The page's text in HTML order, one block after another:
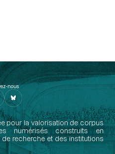
nous
pour la valorisation de corpus
numérisés construits en
recherche et des institutions